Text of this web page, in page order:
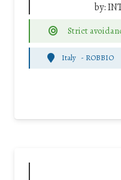
by:
Strict
Italy - ROBBIO